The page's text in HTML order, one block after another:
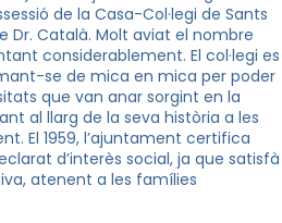
de la Casa-Col·legi de Sants
Dr. Català. Molt aviat el nombre
considerablement. El col·legi es
se de mica en mica per poder
que van anar sorgint en la
al llarg de la seva història a les
El 1959, l’ajuntament certifica
d’interès social, ja que satisfà
atenent a les famílies